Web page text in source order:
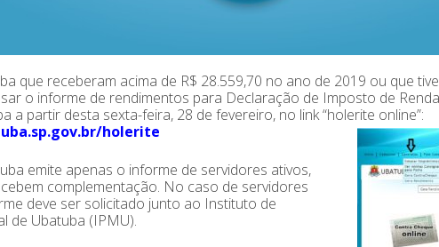
que receberam acima de R$ 28.559,70 no ano de 2019 ou que
o informe de rendimentos para Declaração de Imposto de
a partir desta sexta-feira, 28 de fevereiro, no link “holerite online”:
holerite
emite apenas o informe de servidores ativos,
complementação. No caso de servidores
deve ser solicitado junto ao Instituto de
de Ubatuba (IPMU).